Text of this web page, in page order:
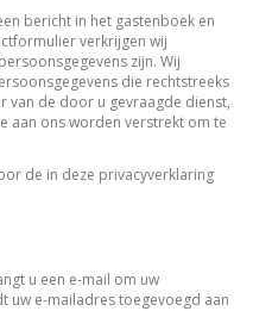
bericht in het gastenboek en
verkrijgen wij
zijn. Wij
die rechtstreeks
van de door u gevraagde dienst,
aan ons worden verstrekt om te
de in deze privacyverklaring
u een e-mail om uw
uw e-mailadres toegevoegd aan